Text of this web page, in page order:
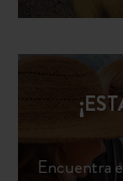
Encuentra